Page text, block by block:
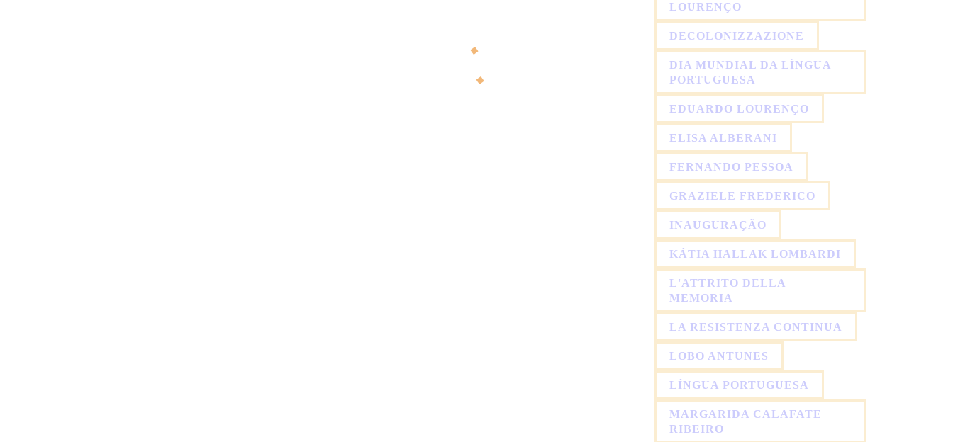
LOURENÇO
DECOLONIZZAZIONE
DIA MUNDIAL DA LÍNGUA
PORTUGUESA
EDUARDO LOURENÇO
ELISA ALBERANI
FERNANDO PESSOA
GRAZIELE FREDERICO
INAUGURAÇÃO
KÁTIA HALLAK LOMBARDI
L'ATTRITO DELLA
MEMORIA
LA RESISTENZA CONTINUA
LOBO ANTUNES
LÍNGUA PORTUGUESA
MARGARIDA CALAFATE
RIBEIRO